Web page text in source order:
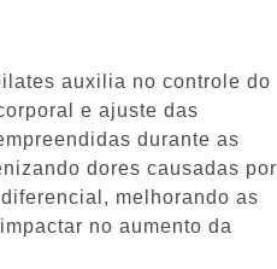
auxilia no controle do
e ajuste das
durante as
dores causadas por
melhorando as
no aumento da